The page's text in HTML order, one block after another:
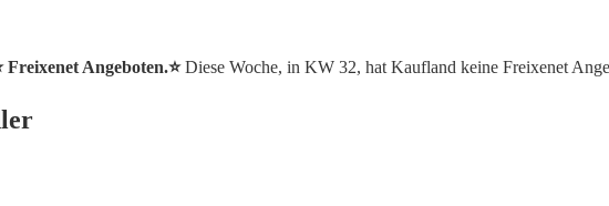
Angeboten.⭐️Diese Woche, in KW 32, hat Kaufland keine Freixenet